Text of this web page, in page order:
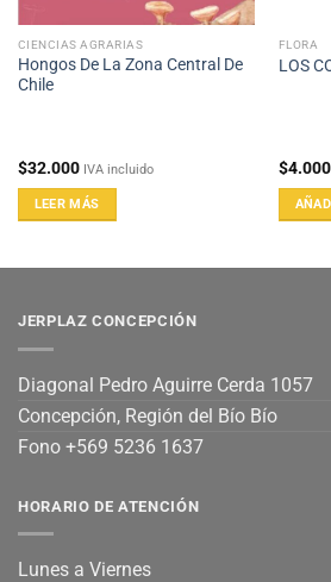
CIENCIAS AGRARIAS
Hongos De La Zona Central De
Chile
$32.000 IVA incluido
LEER MÁS
FLORA
LOS
$4.000
JERPLAZ CONCEPCIÓN
Diagonal Pedro Aguirre Cerda 1057
Concepción, Región del Bío Bío
Fono +569 5236 1637
HORARIO DE ATENCIÓN
Lunes a Viernes